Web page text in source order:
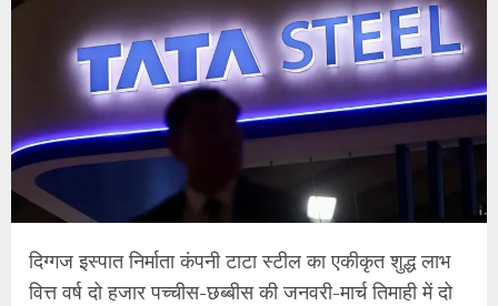
दिग्गज इस्पात निर्माता कंपनी टाटा स्टील का एकीकृत शुद्ध लाभ
वित्त वर्ष दो हजार पच्चीस-छब्बीस की जनवरी-मार्च तिमाही में दो